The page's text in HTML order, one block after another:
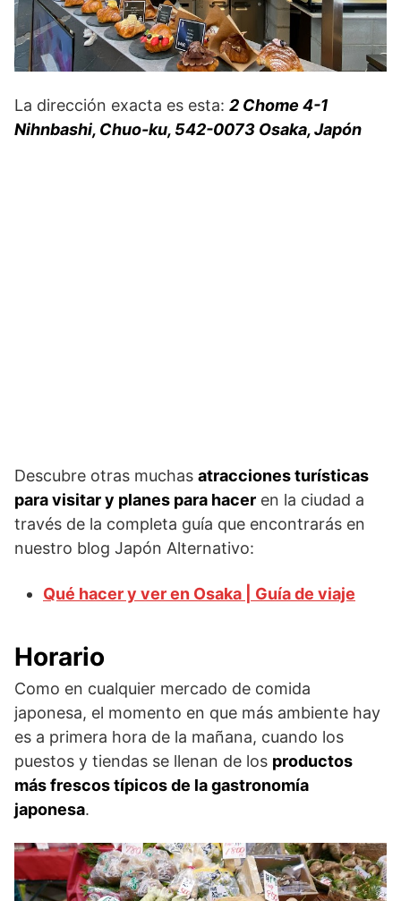
La dirección exacta es esta: 2 Chome 4-1
Nihnbashi, Chuo-ku, 542-0073 Osaka, Japón
Descubre otras muchas atracciones turísticas
para visitar y planes para hacer en la ciudad a
través de la completa guía que encontrarás en
nuestro blog Japón Alternativo:
Qué hacer y ver en Osaka | Guía de viaje
Horario
Como en cualquier mercado de comida
japonesa, el momento en que más ambiente hay
es a primera hora de la mañana, cuando los
puestos y tiendas se llenan de los productos
más frescos típicos de la gastronomía
japonesa.